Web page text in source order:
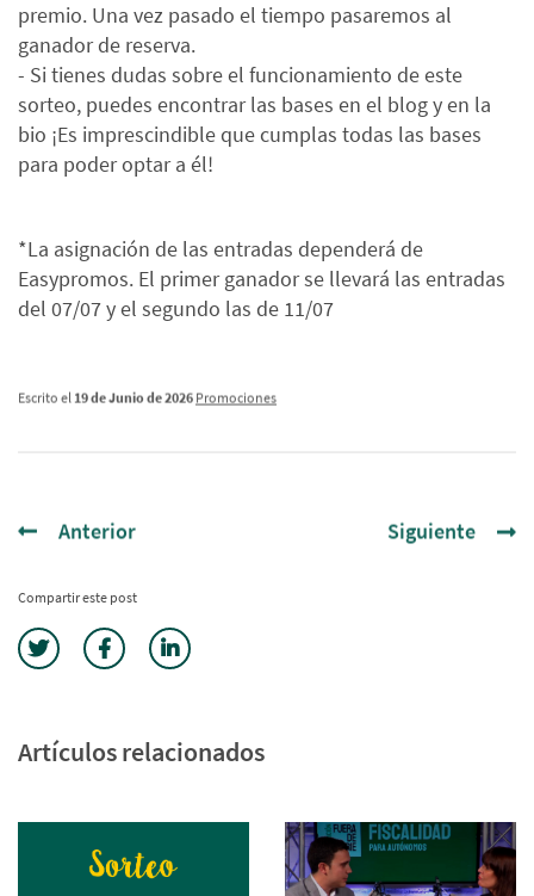
premio. Una vez pasado el tiempo pasaremos al
ganador de reserva.
- Si tienes dudas sobre el funcionamiento de este
sorteo, puedes encontrar las bases en el blog y en la
bio ¡Es imprescindible que cumplas todas las bases
para poder optar a él!
*La asignación de las entradas dependerá de
Easypromos. El primer ganador se llevará las entradas
del 07/07 y el segundo las de 11/07
Escrito el 19 de Junio de 2026 Promociones
Anterior Siguiente
Compartir este post
Artículos relacionados